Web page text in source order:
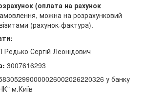
(оплата на рахунок
можна на розрахунковий
(рахунок-фактура).
Сергій Леонідович
3007616293
у банку
м.Київ